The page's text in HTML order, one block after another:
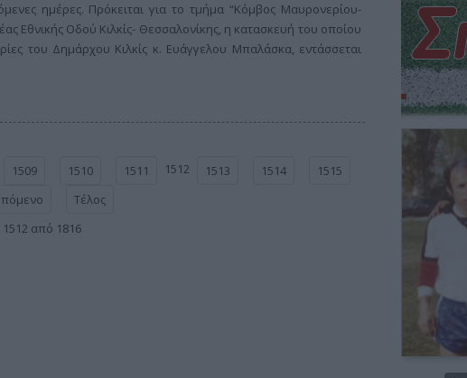
ημέρες. Πρόκειται για το τμήμα “Κόμβος Μαυρονερίου-
Εθνικής Οδού Κιλκίς- Θεσσαλονίκης, η κατασκευή του οποίου
του Δημάρχου Κιλκίς κ. Ευάγγελου Μπαλάσκα, εντάσσεται
1509 1510 1511 1512 1513 1514
1515
Τέλος
1512 από 1816